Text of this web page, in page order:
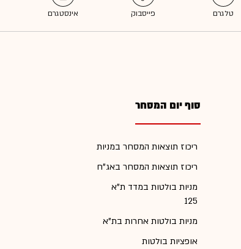
סוף יום המסחר
ריכוז תוצאות המסחר במניות
ריכוז תוצאות המסחר באג"ח
מניות בולטות במדד ת"א
125
מניות בולטות אחרות בת"א
אופציות בולטות